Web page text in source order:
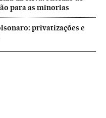
para as minorias
privatizações e